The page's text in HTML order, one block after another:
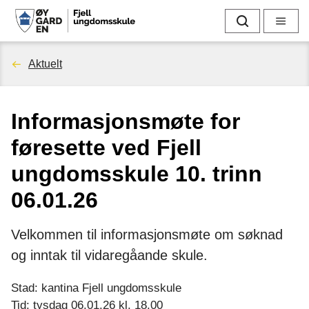
F
j
l
l
u
g
d
o
Søk Meny
Du
her:
Aktuelt
Informasjonsmøte for
føresette ved Fjell
ungdomsskule 10. trinn
06.01.26
Velkommen til informasjonsmøte om søknad
og inntak til vidaregåande skule.
Stad: kantina Fjell ungdomsskule
Tid: tysdag 06.01.26 kl. 18.00